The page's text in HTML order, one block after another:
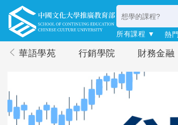
所有課程 ▼ 熱
華語學苑 行銷學院 財務金融